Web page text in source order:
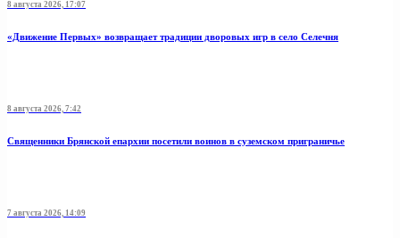
8 августа 2026, 17:07
«Движение Первых» возвращает традиции дворовых игр в село Селечня
8 августа 2026, 7:42
Священники Брянской епархии посетили воинов в суземском приграничье
7 августа 2026, 14:09